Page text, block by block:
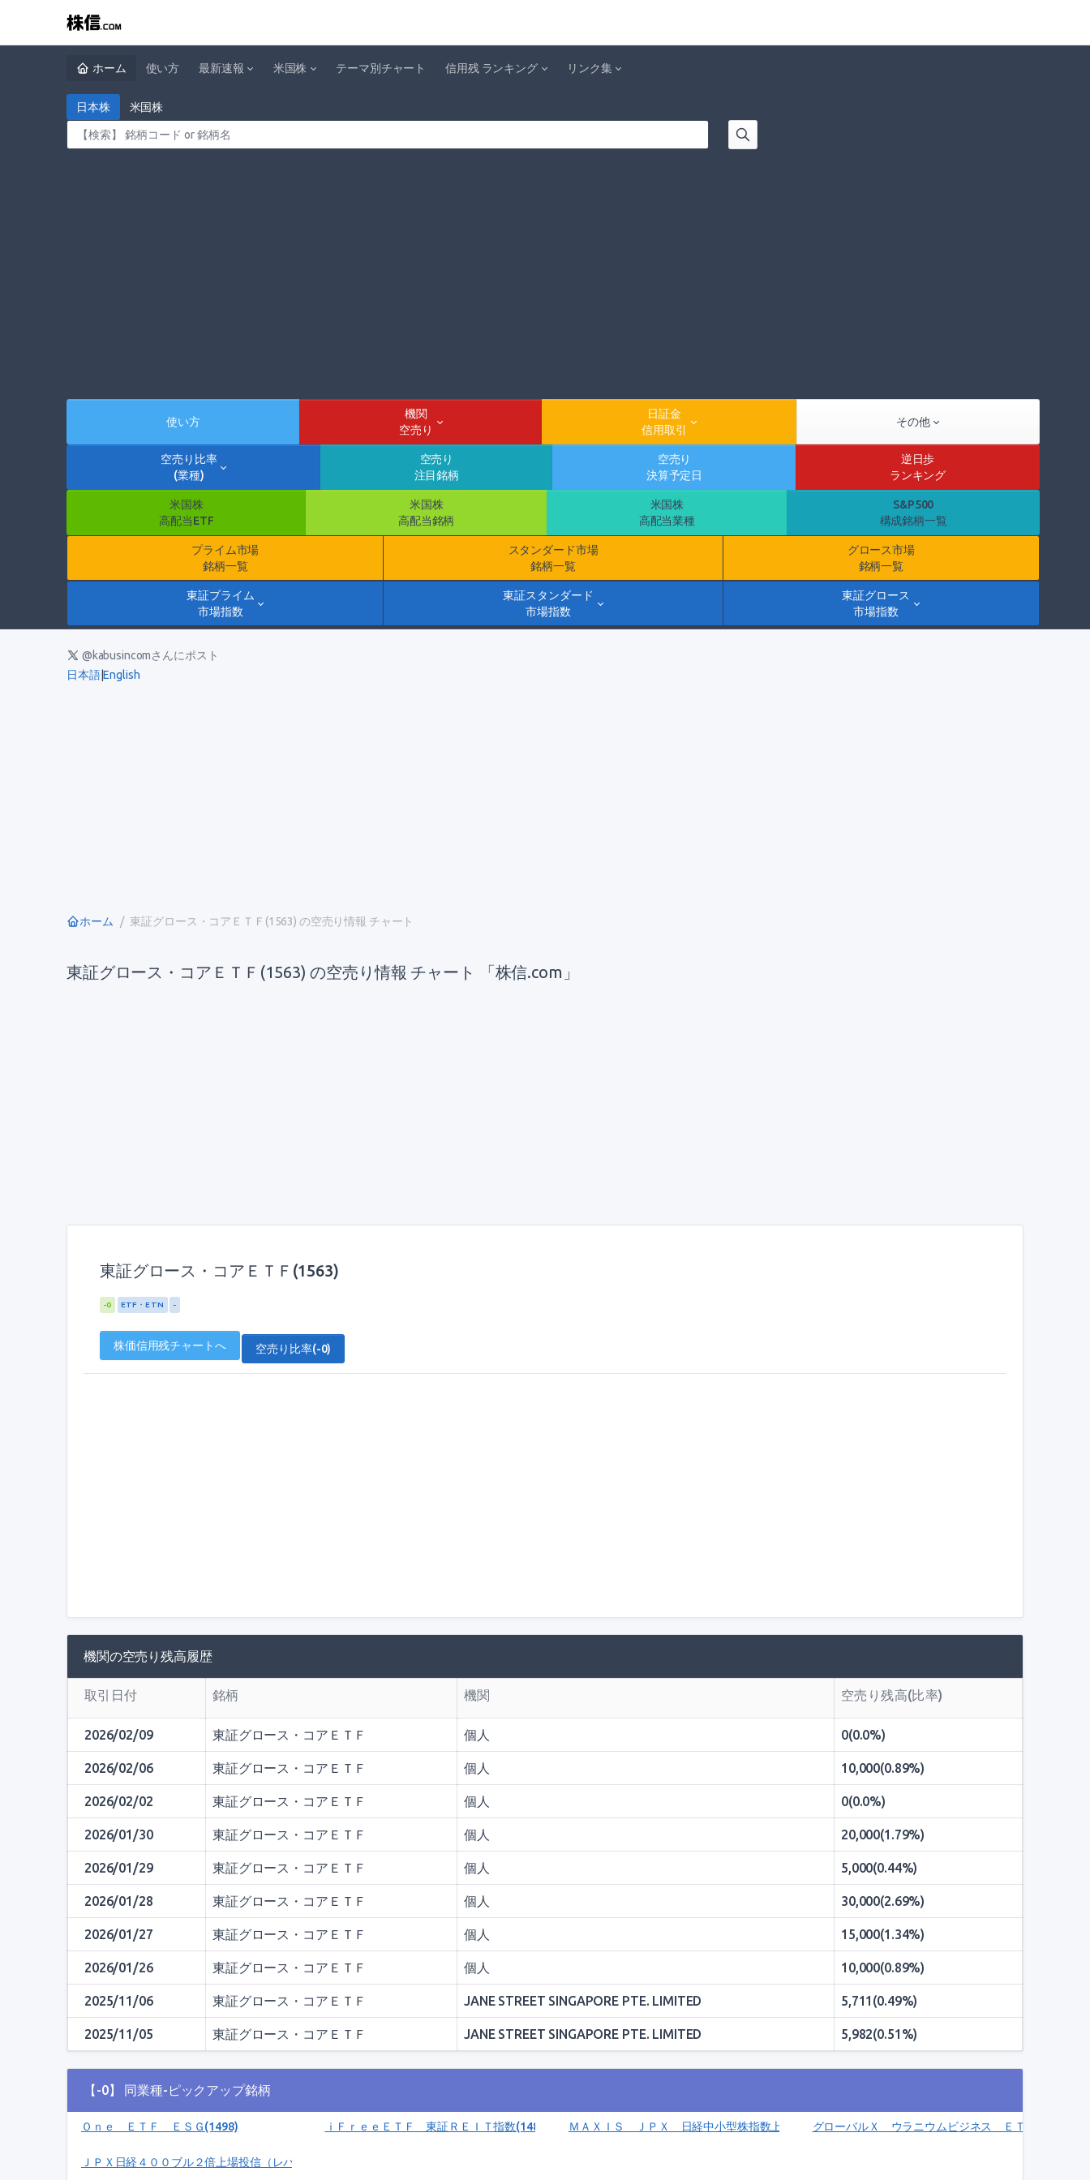
ホーム 使い方 最新速報 米国株 テーマ別チャート 信用残 ランキング リンク集
日本株 米国株
使い方
機関
空売り
日証金
信用取引
その他
空売り比率
(業種)
空売り
注目銘柄
空売り
決算予定日
逆日歩
ランキング
米国株
高配当ETF
米国株
高配当銘柄
米国株
高配当業種
S&P500
構成銘柄一覧
プライム市場
銘柄一覧
スタンダード市場
銘柄一覧
グロース市場
銘柄一覧
東証プライム
市場指数
東証スタンダード
市場指数
東証グロース
市場指数
@kabusincomさんにポスト
日本語|English
ホーム 東証グロース・コアＥＴＦ(1563) の空売り情報 チャート
東証グロース・コアＥＴＦ(1563) の空売り情報 チャート 「株信.com」
東証グロース・コアＥＴＦ(1563)
-0 ETF・ETN -
株価信用残チャートへ 空売り比率(-0)
機関の空売り残高履歴
取引日付 銘柄 機関 空売り残高(比率)
2026/02/09 東証グロース・コアＥＴＦ 個人 0(0.0%)
2026/02/06 東証グロース・コアＥＴＦ 個人 10,000(0.89%)
2026/02/02 東証グロース・コアＥＴＦ 個人 0(0.0%)
2026/01/30 東証グロース・コアＥＴＦ 個人 20,000(1.79%)
2026/01/29 東証グロース・コアＥＴＦ 個人 5,000(0.44%)
2026/01/28 東証グロース・コアＥＴＦ 個人 30,000(2.69%)
2026/01/27 東証グロース・コアＥＴＦ 個人 15,000(1.34%)
2026/01/26 東証グロース・コアＥＴＦ 個人 10,000(0.89%)
2025/11/06 東証グロース・コアＥＴＦ JANE STREET SINGAPORE PTE. LIMITED 5,711(0.49%)
2025/11/05 東証グロース・コアＥＴＦ JANE STREET SINGAPORE PTE. LIMITED 5,982(0.51%)
【-0】 同業種-ピックアップ銘柄
Ｏｎｅ ＥＴＦ ＥＳＧ(1498) ｉＦｒｅｅＥＴＦ 東証ＲＥＩＴ指数(1488) ＭＡＸＩＳ ＪＰＸ 日経中小型株指数上場投信(1492)グローバルＸ ウラニウムビジネス ＥＴＦ(224)
ＪＰＸ日経４００ブル２倍上場投信（レバレッジ）(1467)